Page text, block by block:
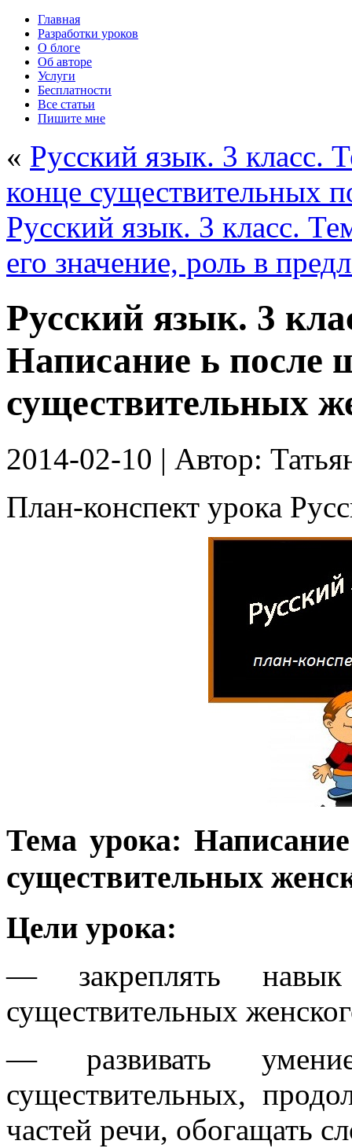
Главная
Разработки уроков
О блоге
Об авторе
Услуги
Бесплатности
Все статьи
Пишите мне
« Русский язык. 3 класс.
конце существительных
Русский язык. 3 класс.
его значение, роль в
Русский язык. 3
Написание ь после
существительных
2014-02-10 | Автор:
План-конспект урока
Тема урока:
существительных
Цели урока:
— закреплять
существительных
— развивать
существительных,
частей речи, обогащать